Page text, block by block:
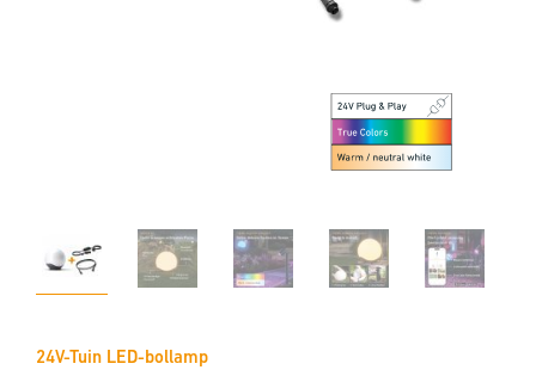
24V-Tuin LED-bollamp